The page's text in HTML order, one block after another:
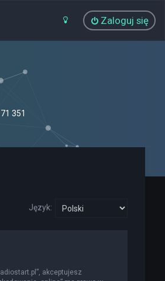
Zaloguj się
351
Język:
akceptujesz